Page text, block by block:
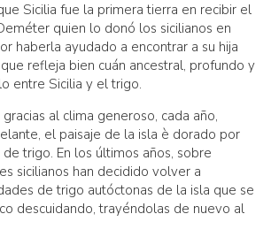
Sicilia fue la primera tierra en recibir el
quien lo donó los sicilianos en
haberla ayudado a encontrar a su hija
refleja bien cuán ancestral, profundo y
entre Sicilia y el trigo.
al clima generoso, cada año,
el paisaje de la isla è dorado por
trigo. En los últimos años, sobre
sicilianos han decidido volver a
de trigo autóctonas de la isla que se
descuidando, trayéndolas de nuevo al